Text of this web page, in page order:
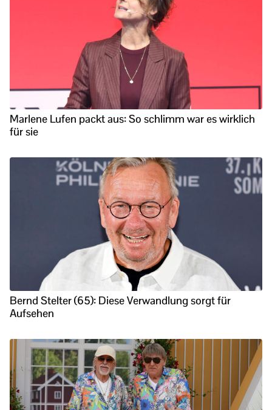
Marlene Lufen packt aus: So schlimm war es wirklich
für sie
Bernd Stelter (65): Diese Verwandlung sorgt für
Aufsehen